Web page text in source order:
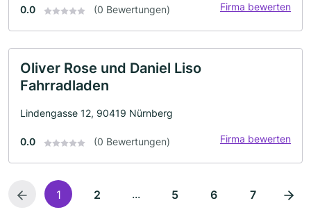
0.0 (0 Bewertungen) Firma bewerten
Oliver Rose und Daniel Liso
Fahrradladen
Lindengasse 12, 90419 Nürnberg
0.0 (0 Bewertungen) Firma bewerten
1 2 ... 5 6 7